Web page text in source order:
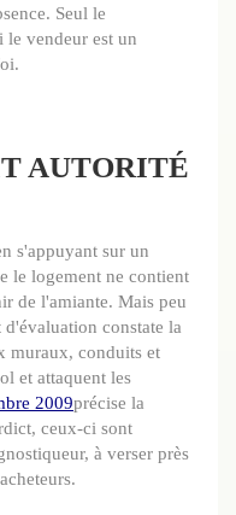
Seul le
le vendeur est un
AUTORITÉ
s'appuyant sur un
le logement ne contient
de l'amiante. Mais peu
d'évaluation constate la
muraux, conduits et
et attaquent les
2009précise la
ceux-ci sont
à verser près